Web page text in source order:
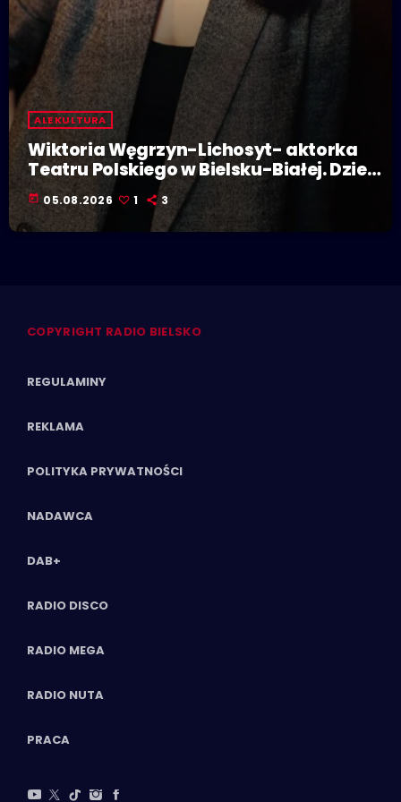
ALE KULTURA
Wiktoria Węgrzyn-Lichosyt- aktorka
Teatru Polskiego w Bielsku-Białej. Dzieje
się w Polskiej Stolicy Kultury!
today 05.08.2026 1 3
COPYRIGHT RADIO BIELSKO
REGULAMINY
REKLAMA
POLITYKA PRYWATNOŚCI
NADAWCA
DAB+
RADIO DISCO
RADIO MEGA
RADIO NUTA
PRACA